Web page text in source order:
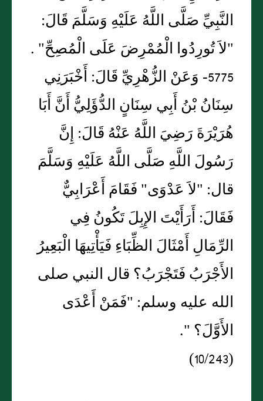
النَّبِيِّ صَلَّى اللَّهُ عَلَيْهِ وَسَلَّمَ قَالَ:
"لاَ تُورِدُوا الْمُمْرِضَ عَلَى الْمُصِحِّ" .
5775- وَعَنْ الزُّهْرِيِّ قَالَ: أَخْبَرَنِي
سِنَانُ بْنُ أَبِي سِنَانٍ الدُّؤَلِيُّ أَنَّ أَبَا
هُرَيْرَةَ رَضِيَ اللَّهُ عَنْهُ قَالَ: إِنَّ
رَسُولَ اللَّهِ صَلَّى اللَّهُ عَلَيْهِ وَسَلَّمَ
قال: "لاَ عَدْوَى" فَقَامَ أَعْرَابِيٌّ
فَقَالَ: أَرَأَيْتَ الإِبِلَ تَكُونُ فِي
الرِّمَالِ أَمْثَالَ الظِّبَاءِ فَيَأْتِيهَا الْبَعِيرُ
الأَجْرَبُ فَتَجْرَبُ؟ قال النبي صلى
الله عليه وسلم: "فَمَنْ أَعْدَى
الأَوَّلَ؟ ".
(10/243)